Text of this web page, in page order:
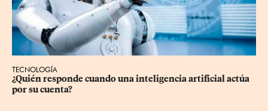
TECNOLOGÍA
¿Quién responde cuando una inteligencia artificial actúa
por su cuenta?